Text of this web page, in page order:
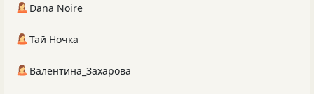
Dana Noire
Тай Ночка
Валентина_Захарова